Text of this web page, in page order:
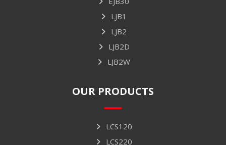
LJB1
LJB2
LJB2D
LJB2W
OUR PRODUCTS
LCS120
LCS220